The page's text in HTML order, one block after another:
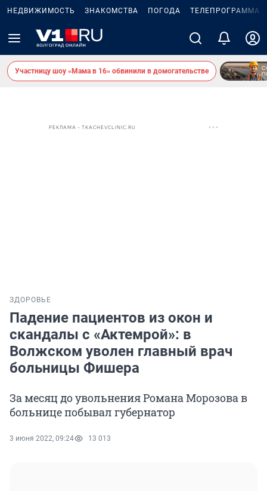
НЕДВИЖИМОСТЬ ЗНАКОМСТВА ПОГОДА ТЕЛЕПРОГРАММА
Участницу шоу «Мама в 16» обвинили в домогательстве
РЕКЛАМА • TKACHEVCLINIC.RU
ЗДОРОВЬЕ
Падение пациентов из окон и
скандалы с «Актемрой»: в
Волжском уволен главный врач
больницы Фишера
За месяц до увольнения Романа Морозова в
больнице побывал губернатор
3 июня 2022, 09:24 13 013